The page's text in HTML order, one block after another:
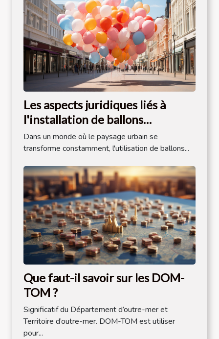
Les aspects juridiques liés à
l'installation de ballons
publicitaires dans l'espace public
Dans un monde où le paysage urbain se
transforme constamment, l'utilisation de ballons...
Que faut-il savoir sur les DOM-
TOM ?
Significatif du Département d’outre-mer et
Territoire d’outre-mer. DOM-TOM est utiliser
pour...